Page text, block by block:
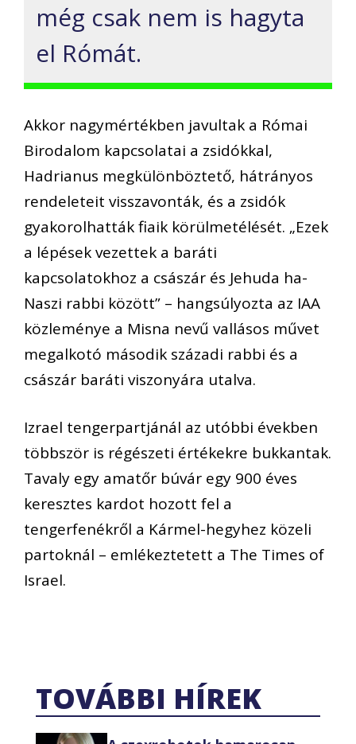
még csak nem is hagyta
el Rómát.
Akkor nagymértékben javultak a Római
Birodalom kapcsolatai a zsidókkal,
Hadrianus megkülönböztető, hátrányos
rendeleteit visszavonták, és a zsidók
gyakorolhatták fiaik körülmetélését. „Ezek
a lépések vezettek a baráti
kapcsolatokhoz a császár és Jehuda ha-
Naszi rabbi között” – hangsúlyozta az IAA
közleménye a Misna nevű vallásos művet
megalkotó második századi rabbi és a
császár baráti viszonyára utalva.
Izrael tengerpartjánál az utóbbi években
többször is régészeti értékekre bukkantak.
Tavaly egy amatőr búvár egy 900 éves
keresztes kardot hozott fel a
tengerfenékről a Kármel-hegyhez közeli
partoknál – emlékeztetett a The Times of
Israel.
TOVÁBBI HÍREK